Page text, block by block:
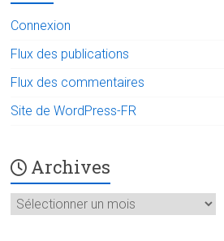
Connexion
Flux des publications
Flux des commentaires
Site de WordPress-FR
Archives
Archives